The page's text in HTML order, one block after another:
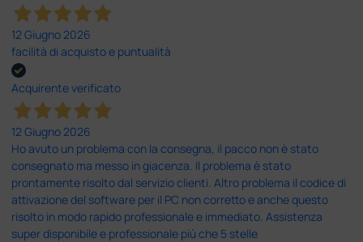
12 Giugno 2026
facilità di acquisto e puntualità
Acquirente verificato
12 Giugno 2026
Ho avuto un problema con la consegna, il pacco non è stato
consegnato ma messo in giacenza. Il problema è stato
prontamente risolto dal servizio clienti. Altro problema il codice di
attivazione del software per il PC non corretto e anche questo
risolto in modo rapido professionale e immediato. Assistenza
super disponibile e professionale più che 5 stelle